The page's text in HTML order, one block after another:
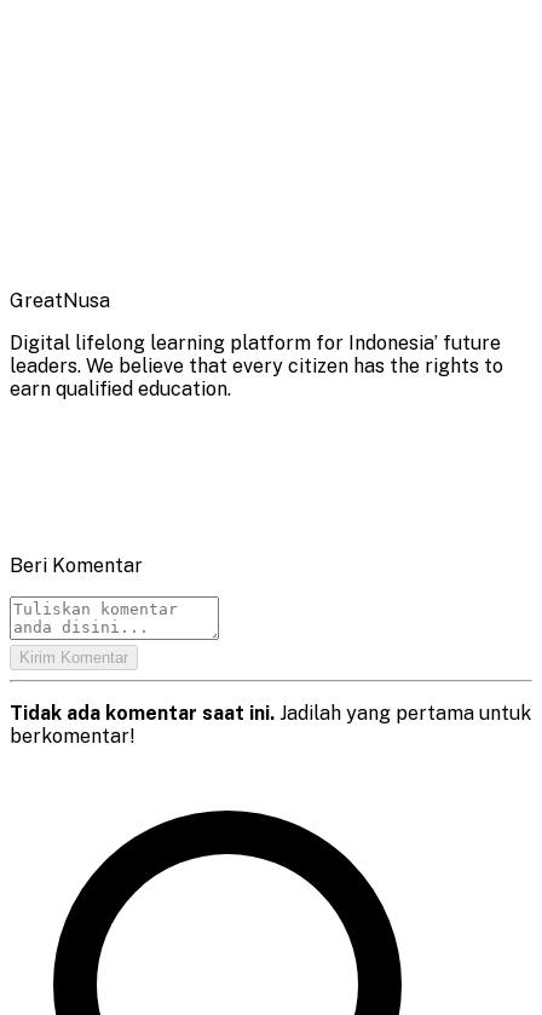
GreatNusa
Digital lifelong learning platform for Indonesia’ future
leaders. We believe that every citizen has the rights to
earn qualified education.
Beri Komentar
Kirim Komentar
Tidak ada komentar saat ini. Jadilah yang pertama untuk
berkomentar!